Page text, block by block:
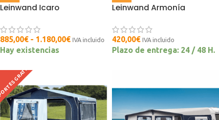
Leinwand Icaro
885,00€ - 1.180,00€ IVA incluido
Hay existencias
Leinwand Armonía
420,00€ IVA incluido
Plazo de entrega: 24 / 48 H.
GRATIS